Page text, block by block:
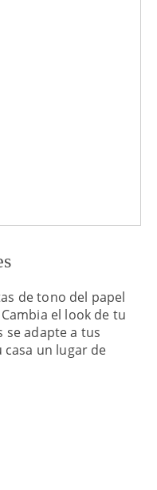
de tono del papel
el look de tu
se adapte a tus
un lugar de